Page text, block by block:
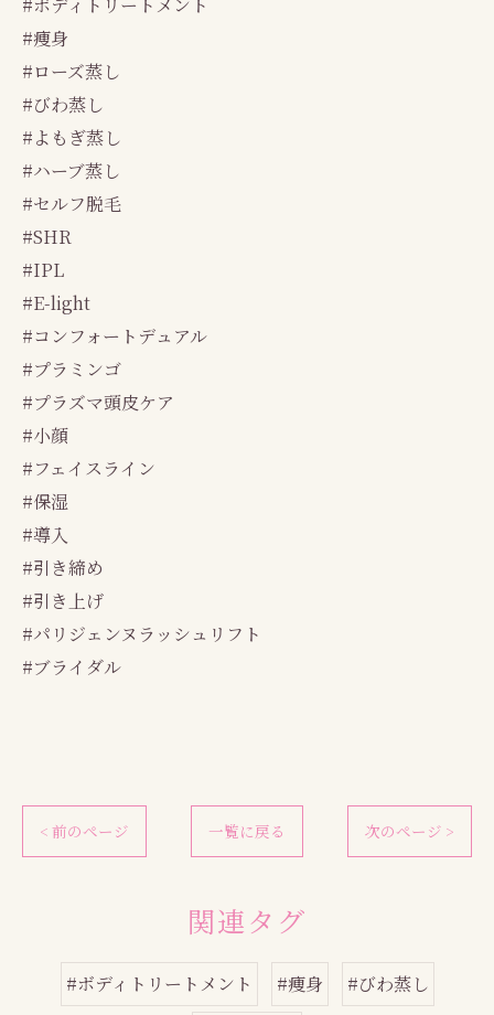
#痩身
#ローズ蒸し
#びわ蒸し
#よもぎ蒸し
#ハーブ蒸し
#セルフ脱毛
#SHR
#IPL
#E-light
#コンフォートデュアル
#プラミンゴ
#プラズマ頭皮ケア
#小顔
#フェイスライン
#保湿
#導入
#引き締め
#引き上げ
#パリジェンヌラッシュリフト
#ブライダル
< 前のページ 一覧に戻る 次のページ >
関連タグ
#ボディトリートメント #痩身
#びわ蒸し